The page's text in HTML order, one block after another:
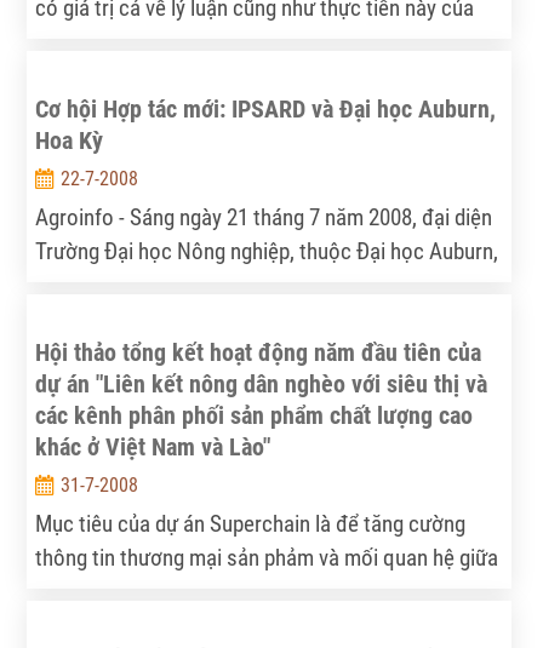
có giá trị cả về lý luận cũng như thực tiễn này của
hành công cuộc đổi mới trên những cương vị và
trong những lĩnh vực khác nhau.
Cơ hội Hợp tác mới: IPSARD và Đại học Auburn,
Hoa Kỳ
22-7-2008
Agroinfo - Sáng ngày 21 tháng 7 năm 2008, đại diện
Trường Đại học Nông nghiệp, thuộc Đại học Auburn,
thúc tốt đẹp, mở ra một số triển vọng hợp tác giữa
hai bên.
Hội thảo tổng kết hoạt động năm đầu tiên của
dự án "Liên kết nông dân nghèo với siêu thị và
các kênh phân phối sản phẩm chất lượng cao
khác ở Việt Nam và Lào"
31-7-2008
Mục tiêu của dự án Superchain là để tăng cường
thông tin thương mại sản phảm và mối quan hệ giữa